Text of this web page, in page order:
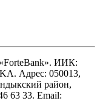
ИИК:
Адрес: 050013,
район,
63 33. Email: